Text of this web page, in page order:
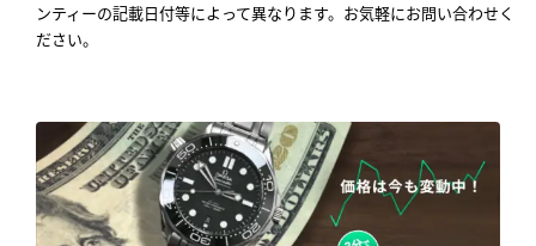
ンティーの記載日付等によって異なります。お気軽にお問い合わせく
ださい。